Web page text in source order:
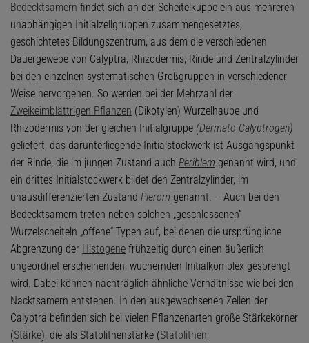
Bedecktsamern findet sich an der Scheitelkuppe ein aus mehreren
unabhängigen Initialzellgruppen zusammengesetztes,
geschichtetes Bildungszentrum, aus dem die verschiedenen
Dauergewebe von Calyptra, Rhizodermis, Rinde und Zentralzylinder
bei den einzelnen systematischen Großgruppen in verschiedener
Weise hervorgehen. So werden bei der Mehrzahl der
Zweikeimblättrigen Pflanzen (Dikotylen) Wurzelhaube und
Rhizodermis von der gleichen Initialgruppe (Dermato-Calyptrogen)
geliefert, das darunterliegende Initialstockwerk ist Ausgangspunkt
der Rinde, die im jungen Zustand auch Periblem genannt wird, und
ein drittes Initialstockwerk bildet den Zentralzylinder, im
unausdifferenzierten Zustand Plerom genannt. – Auch bei den
Bedecktsamern treten neben solchen „geschlossenen“
Wurzelscheiteln „offene“ Typen auf, bei denen die ursprüngliche
Abgrenzung der Histogene frühzeitig durch einen äußerlich
ungeordnet erscheinenden, wuchernden Initialkomplex gesprengt
wird. Dabei können nachträglich ähnliche Verhältnisse wie bei den
Nacktsamern entstehen. In den ausgewachsenen Zellen der
Calyptra befinden sich bei vielen Pflanzenarten große Stärkekörner
(Stärke), die als Statolithenstärke (Statolithen,